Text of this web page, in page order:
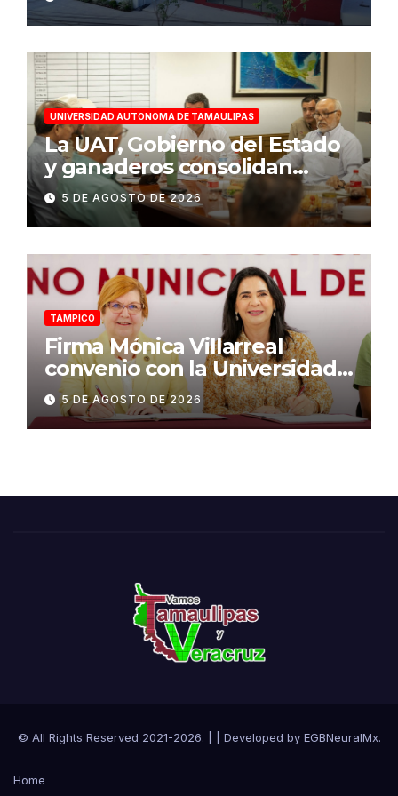
humanista
UNIVERSIDAD AUTONOMA DE TAMAULIPAS
La UAT, Gobierno del Estado
y ganaderos consolidan
proyecto “Carne Tam”
5 DE AGOSTO DE 2026
TAMPICO
Firma Mónica Villarreal
convenio con la Universidad
Tecnológica de Altamira para
impulsar la innovación
turística mediante TampIA
5 DE AGOSTO DE 2026
© All Rights Reserved 2021-2026. | Developed by EGBNeuralMx.
Home